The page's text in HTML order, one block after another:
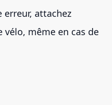
attachez
même en cas de